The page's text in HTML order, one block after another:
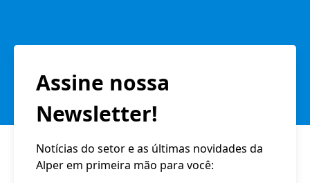
Assine nossa
Newsletter!
Notícias do setor e as últimas novidades da
Alper em primeira mão para você: